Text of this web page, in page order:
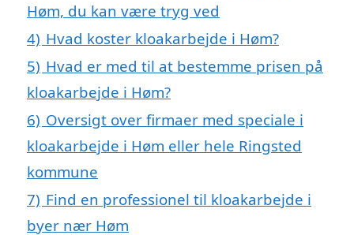
Høm, du kan være tryg ved
4) Hvad koster kloakarbejde i Høm?
5) Hvad er med til at bestemme prisen på
kloakarbejde i Høm?
6) Oversigt over firmaer med speciale i
kloakarbejde i Høm eller hele Ringsted
kommune
7) Find en professionel til kloakarbejde i
byer nær Høm